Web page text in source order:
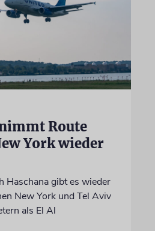
Route
York wieder
Haschana gibt es wieder
New York und Tel Aviv
als El Al